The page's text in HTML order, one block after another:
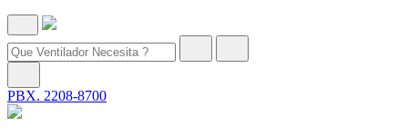
PBX. 2208-8700